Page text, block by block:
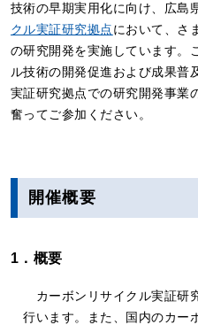
技術の早期実用化に向け、広島
クル実証研究拠点において、さ
の研究開発を実施しています。
ル技術の開発促進および成果普
実証研究拠点での研究開発事業
奮ってご参加ください。
開催概要
1．概要
カーボンリサイクル実証研
⾏います。また、国内のカー